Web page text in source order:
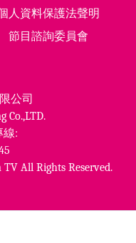
人資料保護法聲明
節目諮詢委員會
公司
Co.,LTD.
線:
All Rights Reserved.